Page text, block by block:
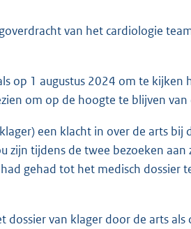
van het cardiologie
op 1 augustus 2024 om te kijken
om op de hoogte te blijven van
een klacht in over de arts bij
zijn tijdens de twee bezoeken aan
gehad tot het medisch dossier
van klager door de arts als